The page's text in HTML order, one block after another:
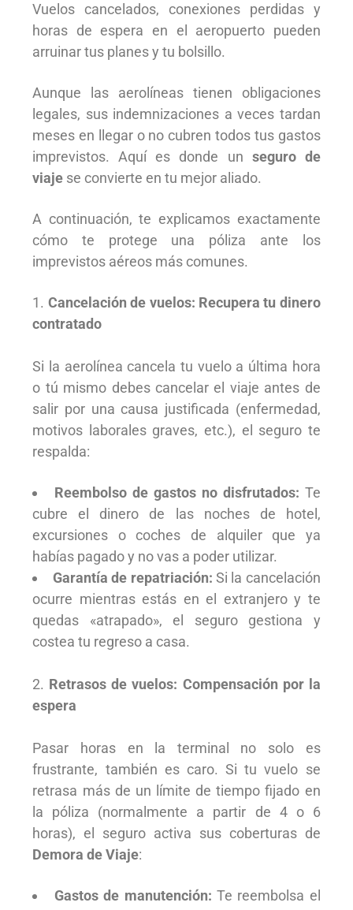
Vuelos cancelados, conexiones perdidas y
horas de espera en el aeropuerto pueden
arruinar tus planes y tu bolsillo.
Aunque las aerolíneas tienen obligaciones
legales, sus indemnizaciones a veces tardan
meses en llegar o no cubren todos tus gastos
imprevistos. Aquí es donde un seguro de
viaje se convierte en tu mejor aliado.
A continuación, te explicamos exactamente
cómo te protege una póliza ante los
imprevistos aéreos más comunes.
Cancelación de vuelos: Recupera tu dinero
contratado
Si la aerolínea cancela tu vuelo a última hora
o tú mismo debes cancelar el viaje antes de
salir por una causa justificada (enfermedad,
motivos laborales graves, etc.), el seguro te
respalda:
Reembolso de gastos no disfrutados: Te
cubre el dinero de las noches de hotel,
excursiones o coches de alquiler que ya
habías pagado y no vas a poder utilizar.
Garantía de repatriación: Si la cancelación
ocurre mientras estás en el extranjero y te
quedas «atrapado», el seguro gestiona y
costea tu regreso a casa.
Retrasos de vuelos: Compensación por la
espera
Pasar horas en la terminal no solo es
frustrante, también es caro. Si tu vuelo se
retrasa más de un límite de tiempo fijado en
la póliza (normalmente a partir de 4 o 6
horas), el seguro activa sus coberturas de
Demora de Viaje:
Gastos de manutención: Te reembolsa el